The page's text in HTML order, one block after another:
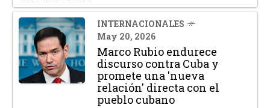
INTERNACIONALES
May 20, 2026
Marco Rubio endurece
discurso contra Cuba y
promete una 'nueva
relación' directa con el
pueblo cubano